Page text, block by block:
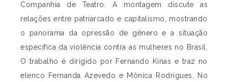
Companhia de Teatro. A montagem discute as
relações entre patriarcado e capitalismo, mostrando
o panorama da opressão de gênero e a situação
específica da violência contra as mulheres no Brasil.
O trabalho é dirigido por Fernando Kinas e traz no
elenco Fernanda Azevedo e Mônica Rodrigues. No